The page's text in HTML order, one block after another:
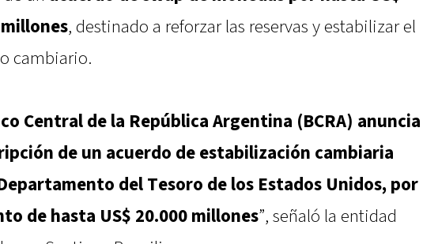
, destinado a reforzar las reservas y estabilizar el
cambiario.
Central de la República Argentina (BCRA) anuncia
de un acuerdo de estabilización cambiaria
del Tesoro de los Estados Unidos, por
de hasta US$ 20.000 millones”, señaló la entidad